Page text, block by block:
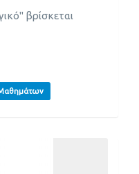
βρίσκεται